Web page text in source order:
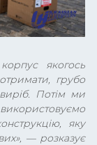
якогось
грубо
Потім ми
яку
», —розказує